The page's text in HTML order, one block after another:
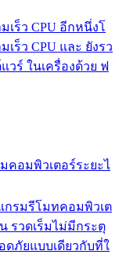
เร็ว CPU อีกหนึ่งโ
ร็ว CPU และ ยังรว
วร์ ในเครื่องด้วย ฟ
คอมพิวเตอร์ระยะไ
กรมรีโมทคอมพิวเต
รวดเร็มไม่มีกระตุ
ภัยแบบเดียวกับที่ใ